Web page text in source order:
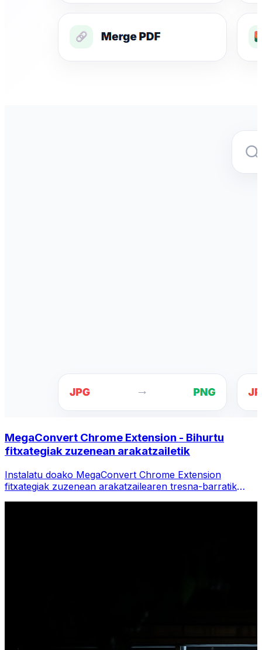
MegaConvert Chrome Extension - Bihurtu
fitxategiak zuzenean arakatzailetik
Instalatu doako MegaConvert Chrome Extension
fitxategiak zuzenean arakatzailearen tresna-barratik